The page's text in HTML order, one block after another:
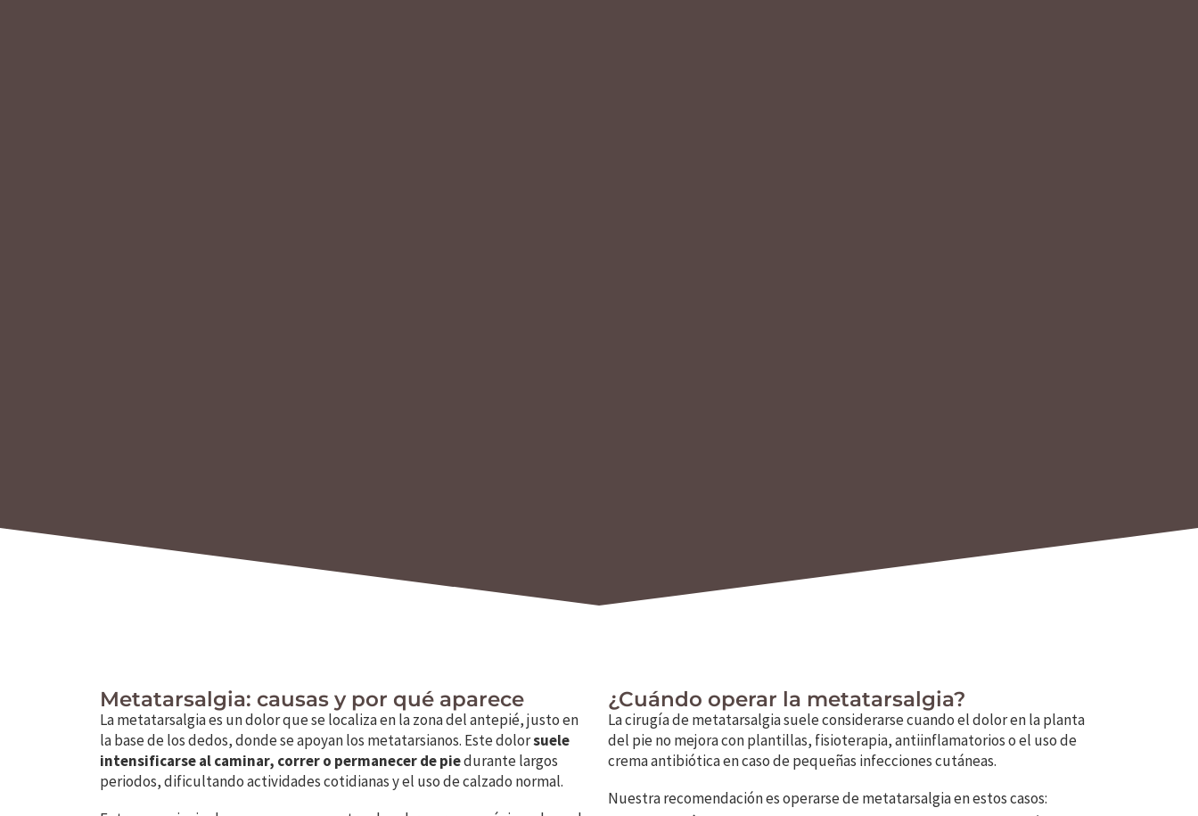
Metatarsalgia: causas y por qué aparece
La metatarsalgia es un dolor que se localiza en la zona del antepié, justo en
la base de los dedos, donde se apoyan los metatarsianos. Este dolorsuele
intensificarse al caminar, correr o permanecer de piedurante largos
periodos, dificultando actividades cotidianas y el uso de calzado normal.
¿Cuándo operar la metatarsalgia?
La cirugía de metatarsalgia suele considerarse cuando el dolor en la planta
del pie no mejora con plantillas, fisioterapia, antiinflamatorios o el uso de
crema antibiótica en caso de pequeñas infecciones cutáneas.
Nuestra recomendación es operarse de metatarsalgia en estos casos: